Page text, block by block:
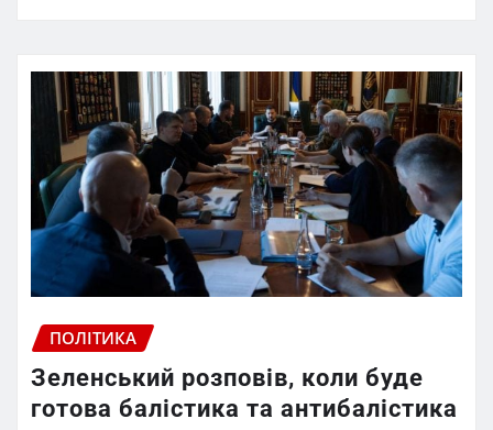
ПОЛІТИКА
Зеленський розповів, коли буде
готова балістика та антибалістика